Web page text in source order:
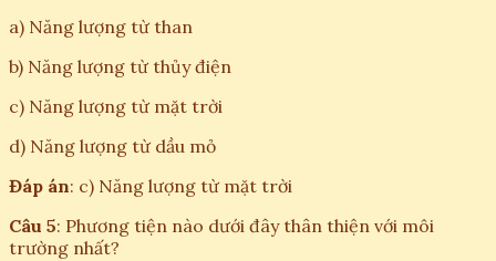
a) Năng lượng từ than
b) Năng lượng từ thủy điện
c) Năng lượng từ mặt trời
d) Năng lượng từ dầu mỏ
Đáp án: c) Năng lượng từ mặt trời
Câu 5: Phương tiện nào dưới đây thân thiện với môi
trường nhất?